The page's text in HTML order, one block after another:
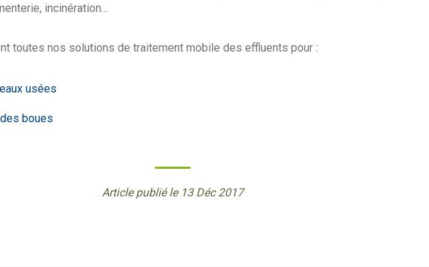
incinération…
toutes nos solutions de traitement mobile des effluents pour :
usées
boues
Article publié le 13 Déc 2017